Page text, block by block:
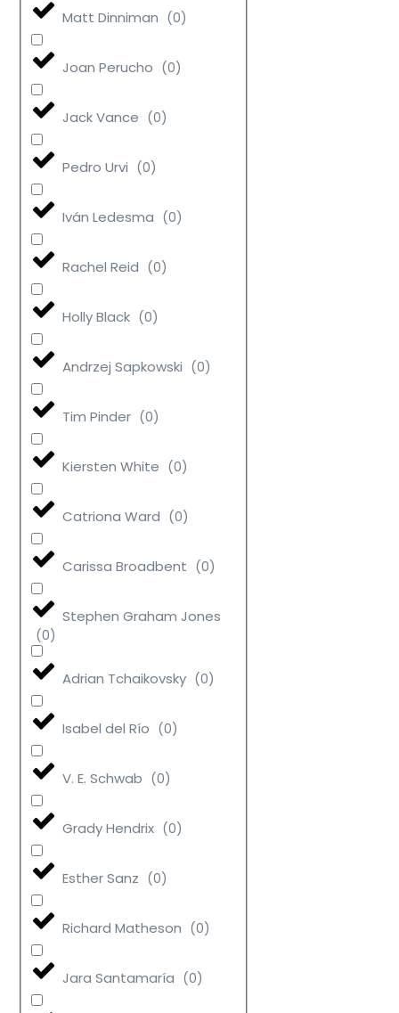
Matt Dinniman (0)
Joan Perucho (0)
Jack Vance (0)
Pedro Urvi (0)
Iván Ledesma (0)
Rachel Reid (0)
Holly Black (0)
Andrzej Sapkowski (0)
Tim Pinder (0)
Kiersten White (0)
Catriona Ward (0)
Carissa Broadbent (0)
Stephen Graham Jones
(0)
Adrian Tchaikovsky (0)
Isabel del Río (0)
V. E. Schwab (0)
Grady Hendrix (0)
Esther Sanz (0)
Richard Matheson (0)
Jara Santamaría (0)